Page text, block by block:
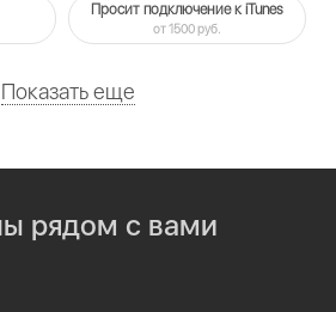
Просит подключение к iTunes
от 1500 руб.
Показать еще
рядом с вами